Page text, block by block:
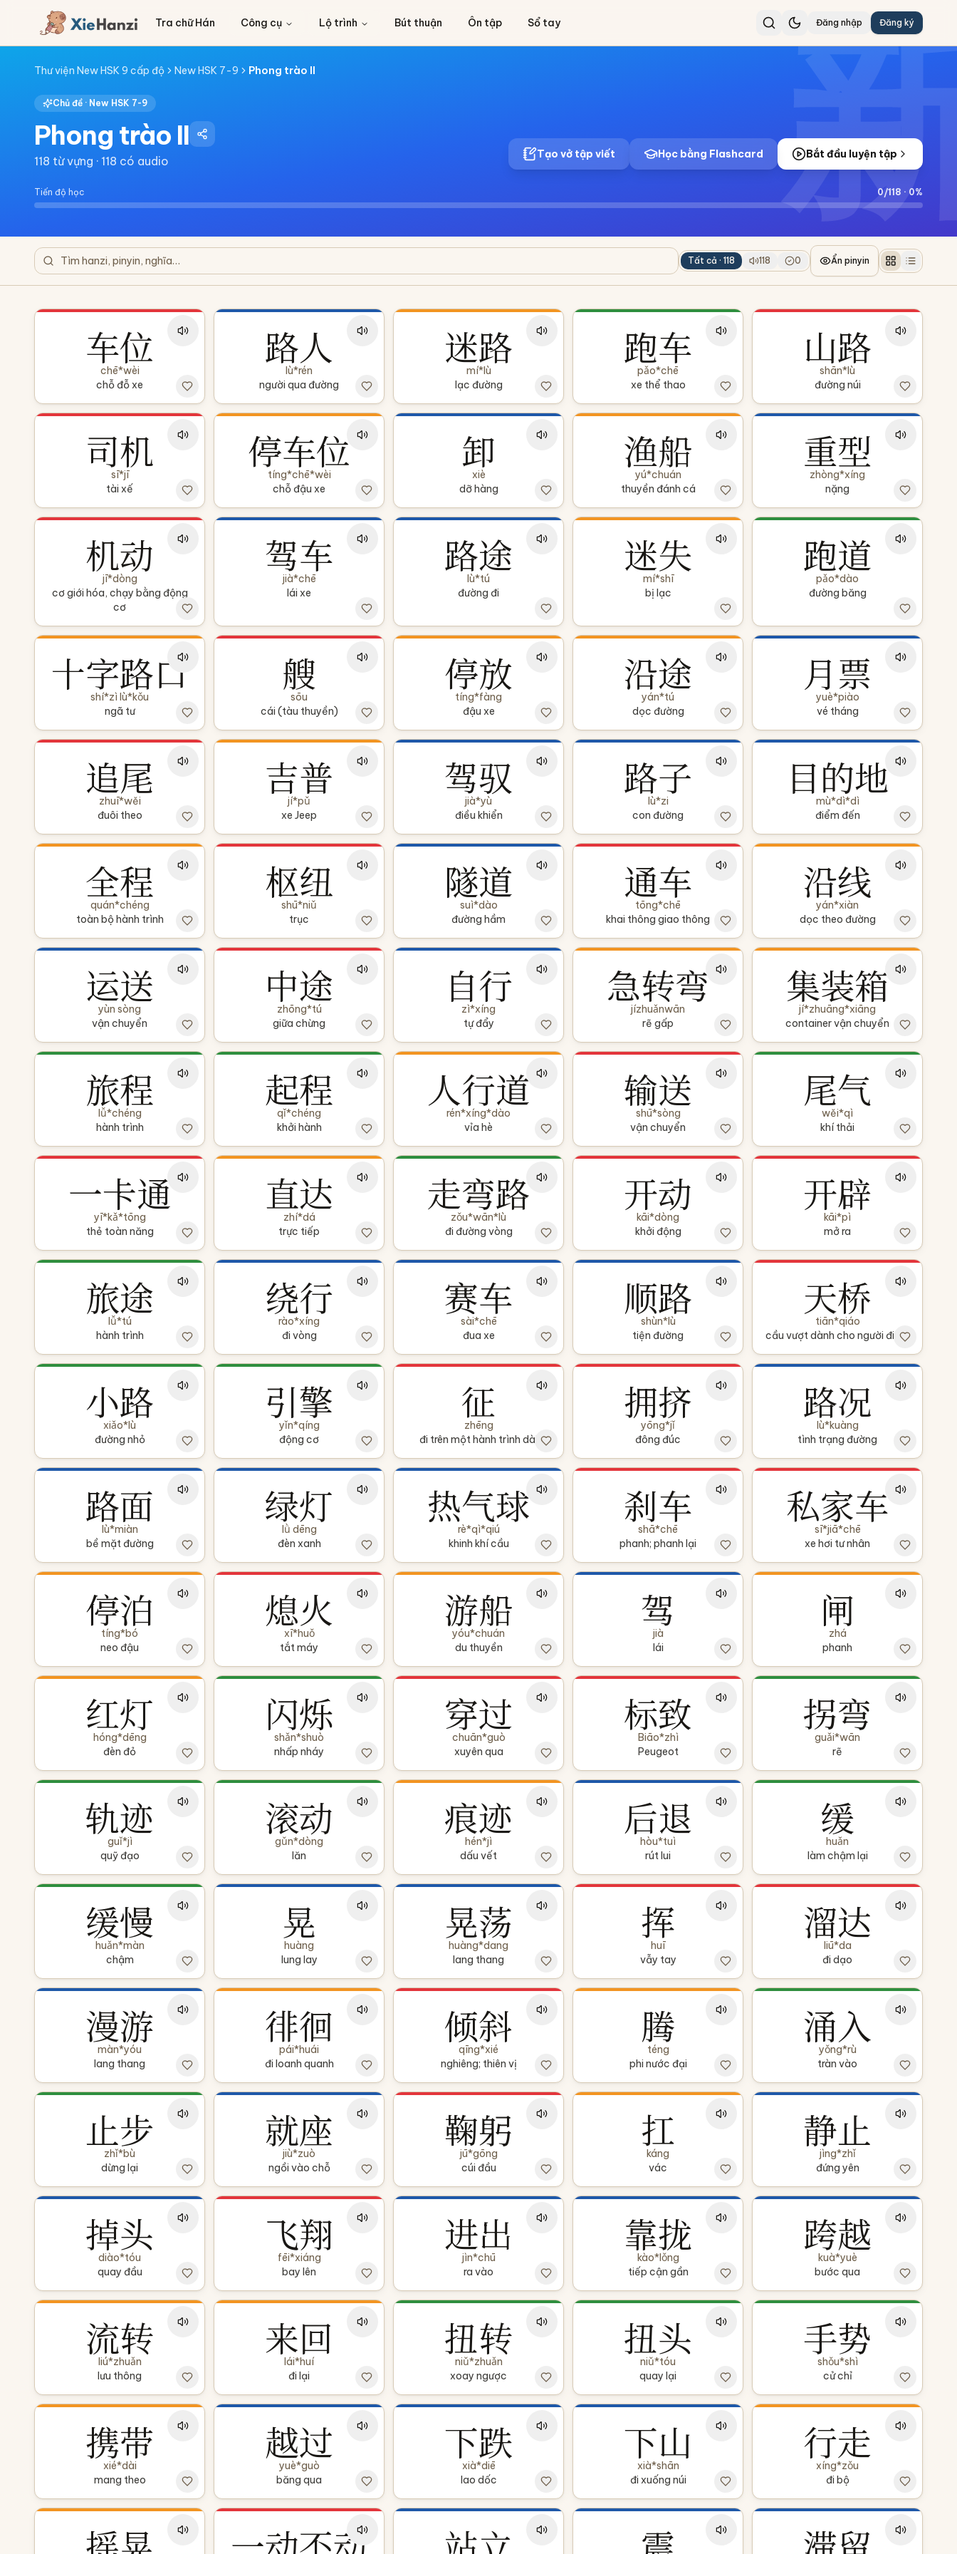
Tra chữ Hán Công cụ Lộ trình Bút thuận Ôn tập Sổ tay Đăng nhập Đăng ký
Thư viện New HSK 9 cấp độ New HSK 7-9 Phong trào II
Chủ đề · New HSK 7-9
Phong trào II
118 từ vựng · 118 có audio Tạo vở tập viết Học bằng Flashcard Bắt đầu luyện tập
Tiến độ học 0/118 · 0%
Tất cả · 118 118 0 Ẩn pinyin
车位
chē*wèi
chỗ đỗ xe
路人
lù*rén
người qua đường
迷路
mí*lù
lạc đường
跑车
pǎo*chē
xe thể thao
山路
shān*lù
đường núi
司机
sī*jī
tài xế
停车位
tíng*chē*wèi
chỗ đậu xe
卸
xiè
dỡ hàng
渔船
yú*chuán
thuyền đánh cá
重型
zhòng*xíng
nặng
机动
jī*dòng
cơ giới hóa, chạy bằng động
cơ
驾车
jià*chē
lái xe
路途
lù*tú
đường đi
迷失
mí*shī
bị lạc
跑道
pǎo*dào
đường băng
十字路口
shí*zì lù*kǒu
ngã tư
艘
sōu
cái (tàu thuyền)
停放
tíng*fàng
đậu xe
沿途
yán*tú
dọc đường
月票
yuè*piào
vé tháng
追尾
zhuī*wěi
đuôi theo
吉普
jí*pǔ
xe Jeep
驾驭
jià*yù
điều khiển
路子
lù*zi
con đường
目的地
mù*dì*dì
điểm đến
全程
quán*chéng
toàn bộ hành trình
枢纽
shū*niǔ
trục
隧道
suì*dào
đường hầm
通车
tōng*chē
khai thông giao thông
沿线
yán*xiàn
dọc theo đường
运送
yùn sòng
vận chuyển
中途
zhōng*tú
giữa chừng
自行
zì*xíng
tự đẩy
急转弯
jízhuǎnwān
rẽ gấp
集装箱
jí*zhuāng*xiāng
container vận chuyển
旅程
lǚ*chéng
hành trình
起程
qǐ*chéng
khởi hành
人行道
rén*xíng*dào
vỉa hè
输送
shū*sòng
vận chuyển
尾气
wěi*qì
khí thải
一卡通
yī*kǎ*tōng
thẻ toàn năng
直达
zhí*dá
trực tiếp
走弯路
zǒu*wān*lù
đi đường vòng
开动
kāi*dòng
khởi động
开辟
kāi*pì
mở ra
旅途
lǚ*tú
hành trình
绕行
rào*xíng
đi vòng
赛车
sài*chē
đua xe
顺路
shùn*lù
tiện đường
天桥
tiān*qiáo
cầu vượt dành cho người đi bộ
小路
xiǎo*lù
đường nhỏ
引擎
yǐn*qíng
động cơ
征
zhēng
đi trên một hành trình dài
拥挤
yōng*jǐ
đông đúc
路况
lù*kuàng
tình trạng đường
路面
lù*miàn
bề mặt đường
绿灯
lǜ dēng
đèn xanh
热气球
rè*qì*qiú
khinh khí cầu
刹车
shā*chē
phanh; phanh lại
私家车
sī*jiā*chē
xe hơi tư nhân
停泊
tíng*bó
neo đậu
熄火
xī*huǒ
tắt máy
游船
yóu*chuán
du thuyền
驾
jià
lái
闸
zhá
phanh
红灯
hóng*dēng
đèn đỏ
闪烁
shǎn*shuò
nhấp nháy
穿过
chuān*guò
xuyên qua
标致
Biāo*zhì
Peugeot
拐弯
guǎi*wān
rẽ
轨迹
guǐ*jì
quỹ đạo
滚动
gǔn*dòng
lăn
痕迹
hén*jì
dấu vết
后退
hòu*tuì
rút lui
缓
huǎn
làm chậm lại
缓慢
huǎn*màn
chậm
晃
huàng
lung lay
晃荡
huàng*dang
lang thang
挥
huī
vẫy tay
溜达
liū*da
đi dạo
漫游
màn*yóu
lang thang
徘徊
pái*huái
đi loanh quanh
倾斜
qīng*xié
nghiêng; thiên vị
腾
téng
phi nước đại
涌入
yǒng*rù
tràn vào
止步
zhǐ*bù
dừng lại
就座
jiù*zuò
ngồi vào chỗ
鞠躬
jū*gōng
cúi đầu
扛
káng
vác
静止
jìng*zhǐ
đứng yên
掉头
diào*tóu
quay đầu
飞翔
fēi*xiáng
bay lên
进出
jìn*chū
ra vào
靠拢
kào*lǒng
tiếp cận gần
跨越
kuà*yuè
bước qua
流转
liú*zhuǎn
lưu thông
来回
lái*huí
đi lại
扭转
niǔ*zhuǎn
xoay ngược
扭头
niǔ*tóu
quay lại
手势
shǒu*shì
cử chỉ
携带
xié*dài
mang theo
越过
yuè*guò
băng qua
下跌
xià*diē
lao dốc
下山
xià*shān
đi xuống núi
行走
xíng*zǒu
đi bộ